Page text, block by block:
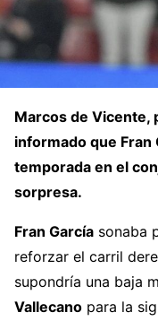
Marcos de Vicente,
informado que Fran
temporada en el
sorpresa.
Fran García sonaba
reforzar el carril
supondría una baja
Vallecano para la